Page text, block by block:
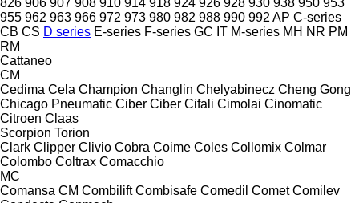
955 962 963 966 972 973 980 982 988 990 992 AP C-series
CB CS D series E-series F-series GC IT M-series MH NR PM
RM
Cattaneo
CM
Cedima Cela Champion Changlin Chelyabinecz Cheng Gong
Chicago Pneumatic Ciber Ciber Cifali Cimolai Cinomatic
Citroen Claas
Scorpion Torion
Clark Clipper Clivio Cobra Coime Coles Collomix Colmar
Colombo Coltrax Comacchio
MC
Comansa CM Combilift Combisafe Comedil Comet Comilev